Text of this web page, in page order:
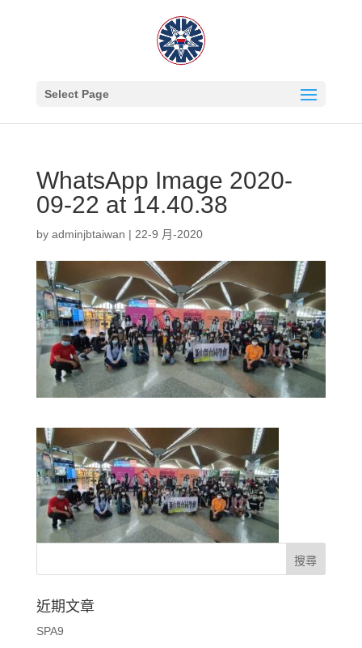
Select Page
WhatsApp Image 2020-
09-22 at 14.40.38
by adminjbtaiwan | 22-9 月-2020
近期文章
SPA9